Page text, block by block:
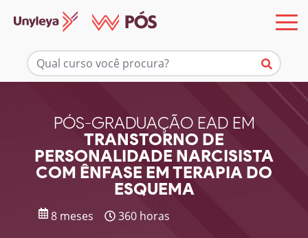
PÓS-GRADUAÇÃO EAD EM
TRANSTORNO DE
PERSONALIDADE NARCISISTA
COM ÊNFASE EM TERAPIA DO
ESQUEMA
8 meses 360 horas
Mais informações